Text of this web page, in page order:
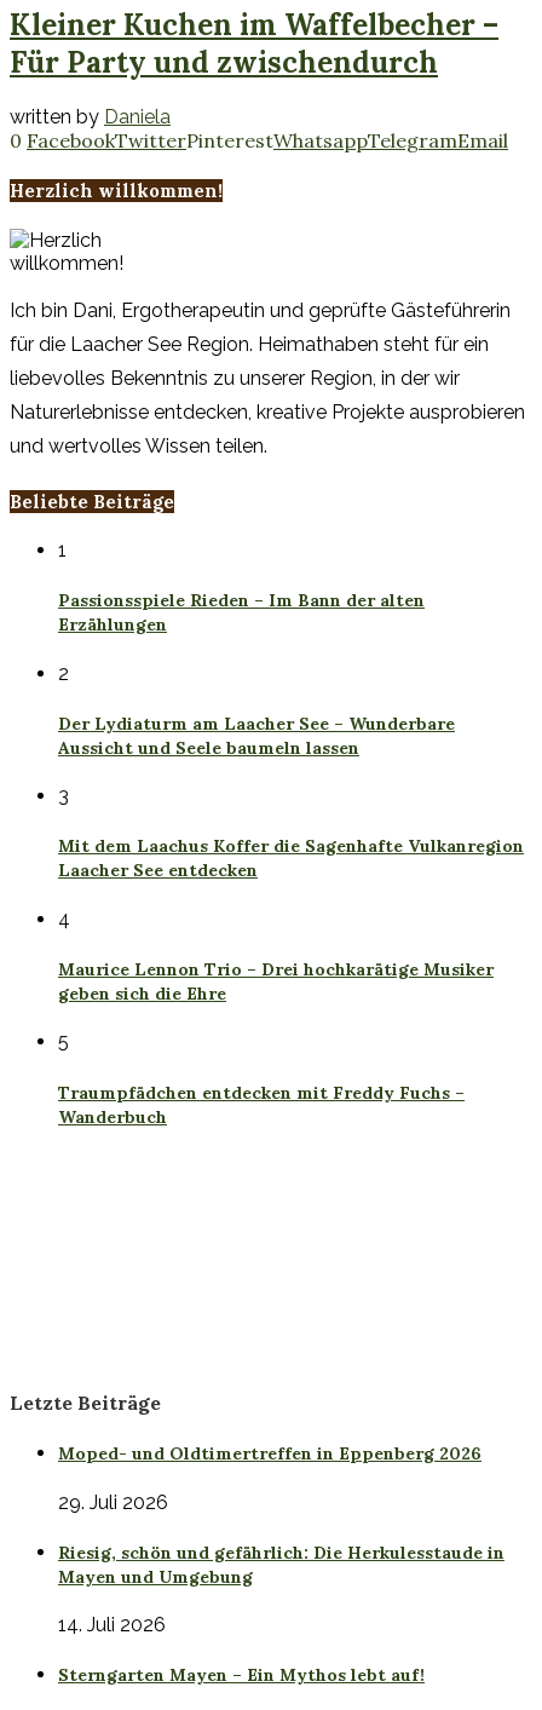
Kleiner Kuchen im Waffelbecher –
Für Party und zwischendurch
written by Daniela
0 FacebookTwitterPinterestWhatsappTelegramEmail
Herzlich willkommen!
Ich bin Dani, Ergotherapeutin und geprüfte Gästeführerin
für die Laacher See Region. Heimathaben steht für ein
liebevolles Bekenntnis zu unserer Region, in der wir
Naturerlebnisse entdecken, kreative Projekte ausprobieren
und wertvolles Wissen teilen.
Beliebte Beiträge
1
Passionsspiele Rieden – Im Bann der alten
Erzählungen
2
Der Lydiaturm am Laacher See – Wunderbare
Aussicht und Seele baumeln lassen
3
Mit dem Laachus Koffer die Sagenhafte Vulkanregion
Laacher See entdecken
4
Maurice Lennon Trio – Drei hochkarätige Musiker
geben sich die Ehre
5
Traumpfädchen entdecken mit Freddy Fuchs –
Wanderbuch
Letzte Beiträge
Moped- und Oldtimertreffen in Eppenberg 2026
29. Juli 2026
Riesig, schön und gefährlich: Die Herkulesstaude in
Mayen und Umgebung
14. Juli 2026
Sterngarten Mayen – Ein Mythos lebt auf!